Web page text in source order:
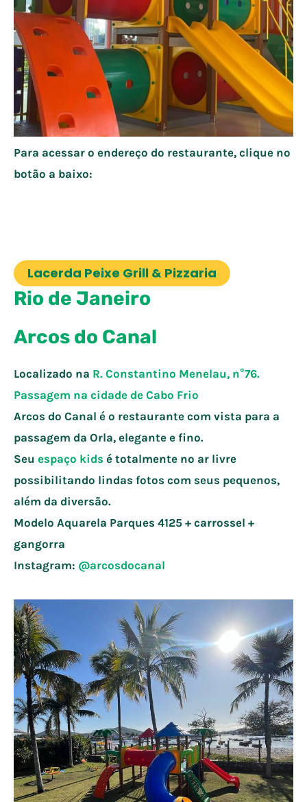
Para acessar o endereço do restaurante, clique no
botão a baixo:
Lacerda Peixe Grill & Pizzaria
Rio de Janeiro
Arcos do Canal
Localizado na R. Constantino Menelau, n°76.
Passagem na cidade de Cabo Frio
Arcos do Canal é o restaurante com vista para a
passagem da Orla, elegante e fino.
Seu espaço kids é totalmente no ar livre
possibilitando lindas fotos com seus pequenos,
além da diversão.
Modelo Aquarela Parques 4125 + carrossel +
gangorra
Instagram: @arcosdocanal